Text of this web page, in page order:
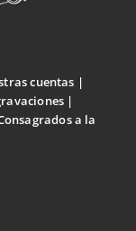
cuentas
a la